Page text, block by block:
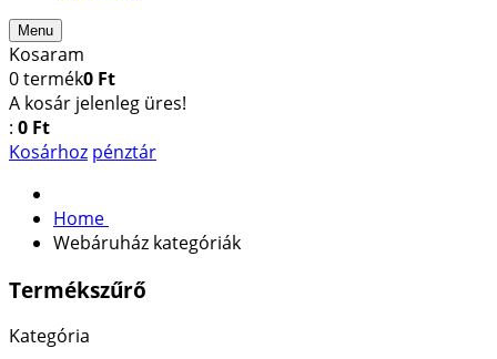
Menu
Kosaram
0termék0 Ft
A kosár jelenleg üres!
: 0 Ft
Kosárhoz pénztár
Home
Webáruház kategóriák
Termékszűrő
Kategória